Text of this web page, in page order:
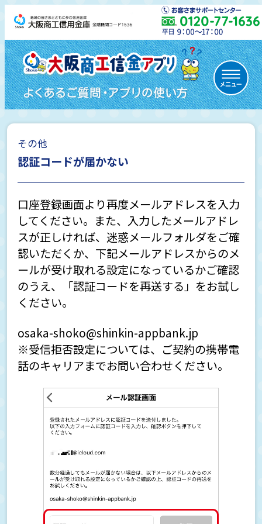
その他
認証コードが届かない
口座登録画面より再度メールアドレスを入力
してください。また、入力したメールアドレ
スが正しければ、迷惑メールフォルダをご確
認いただくか、下記メールアドレスからのメ
ールが受け取れる設定になっているかご確認
のうえ、「認証コードを再送する」をお試し
ください。
osaka-shoko@shinkin-appbank.jp
※受信拒否設定については、ご契約の携帯電
話のキャリアまでお問い合わせください。
初めての方
通帳レス口座について
口座開設・口座登録について
ATM・キャッシュカードについて
定期預金について
インターネットバンキングについて